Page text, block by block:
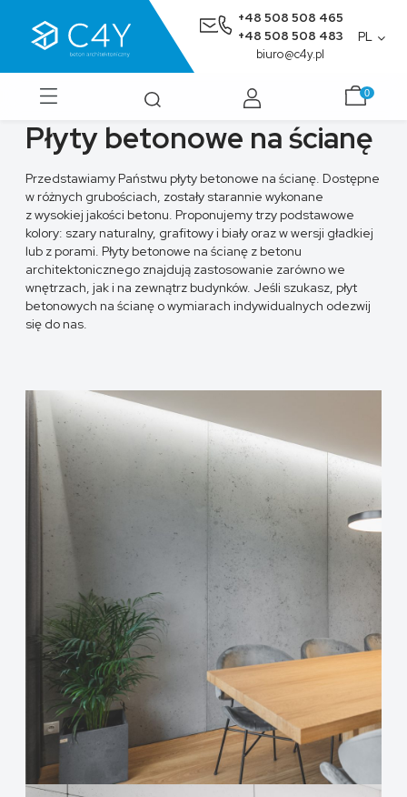
+48 508 508 465
+48 508 508 483
biuro@c4y.pl
PL
Płyty betonowe na ścianę
Przedstawiamy Państwu płyty betonowe na ścianę. Dostępne
w różnych grubościach, zostały starannie wykonane
z wysokiej jakości betonu. Proponujemy trzy podstawowe
kolory: szary naturalny, grafitowy i biały oraz w wersji gładkiej
lub z porami. Płyty betonowe na ścianę z betonu
architektonicznego znajdują zastosowanie zarówno we
wnętrzach, jak i na zewnątrz budynków. Jeśli szukasz, płyt
betonowych na ścianę o wymiarach indywidualnych odezwij
się do nas.